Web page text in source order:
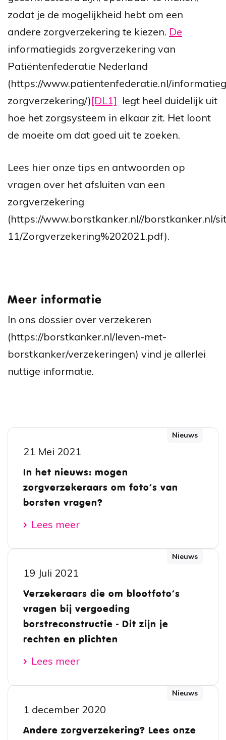
zodat je de mogelijkheid hebt om een
andere zorgverzekering te kiezen. De
informatiegids zorgverzekering van
Patiëntenfederatie Nederland
(https://www.patientenfederatie.nl/
zorgverzekering/)[DL1] legt heel duidelijk uit
hoe het zorgsysteem in elkaar zit. Het loont
de moeite om dat goed uit te zoeken.
Lees hier onze tips en antwoorden op
vragen over het afsluiten van een
zorgverzekering
(https://www.borstkanker.nl//borstkanker.nl/
11/Zorgverzekering%202021.pdf).
Meer informatie
In ons dossier over verzekeren
(https://borstkanker.nl/leven-met-
borstkanker/verzekeringen) vind je allerlei
nuttige informatie.
Nieuws
21 Mei 2021
In het nieuws: mogen
zorgverzekeraars om foto’s van
borsten vragen?
Lees meer
Nieuws
19 Juli 2021
Verzekeraars die om blootfoto’s
vragen bij vergoeding
borstreconstructie - Dit zijn je
rechten en plichten
Lees meer
Nieuws
1 december 2020
Andere zorgverzekering? Lees onze